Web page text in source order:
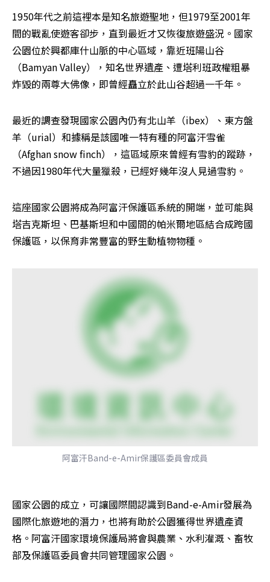
1950年代之前這裡本是知名旅遊聖地，但1979至2001年
間的戰亂使遊客卻步，直到最近才又恢復旅遊盛況。國家
公園位於興都庫什山脈的中心區域，靠近班陽山谷
（Bamyan Valley），知名世界遺產、遭塔利班政權粗暴
炸毀的兩尊大佛像，即曾經矗立於此山谷超過一千年。
最近的調查發現國家公園內仍有北山羊（ibex）、東方盤
羊（urial）和據稱是該國唯一特有種的阿富汗雪雀
（Afghan snow finch），這區域原來曾經有雪豹的蹤跡，
不過因1980年代大量獵殺，已經好幾年沒人見過雪豹。
這座國家公園將成為阿富汗保護區系統的開端，並可能與
塔吉克斯坦、巴基斯坦和中國間的帕米爾地區結合成跨國
保護區，以保育非常豐富的野生動植物物種。
阿富汗Band-e-Amir保護區委員會成員
國家公園的成立，可讓國際間認識到Band-e-Amir發展為
國際化旅遊地的潛力，也將有助於公園獲得世界遺產資
格。阿富汗國家環境保護局將會與農業、水利灌溉、畜牧
部及保護區委員會共同管理國家公園。